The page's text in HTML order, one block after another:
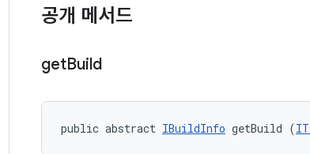
공개 메서드
getBuild
public abstract IBuildInfo getBuild (